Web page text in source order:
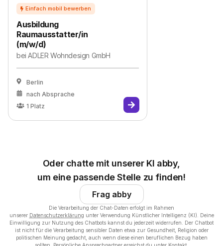
Ausbildung
Raumausstatter/in
(m/w/d)
beiADLER Wohndesign GmbH
Berlin
nach Absprache
1 Platz
Oder chatte mit unserer KI abby,
um eine passende Stelle zu finden!
Frag abby
Die Verarbeitung der Chat-Daten erfolgt im Rahmen
unserer Datenschutzerklärung unter Verwendung Künstlicher Intelligenz (KI). Deine
Einwilligung zur Nutzung des Chatbots kannst du jederzeit widerrufen. Der Chatbot
ist nicht für die Verarbeitung sensibler Daten etwa zur Gesundheit, Religion oder
politischen Meinung gedacht, auch wenn diese einen beruflichen Bezug haben